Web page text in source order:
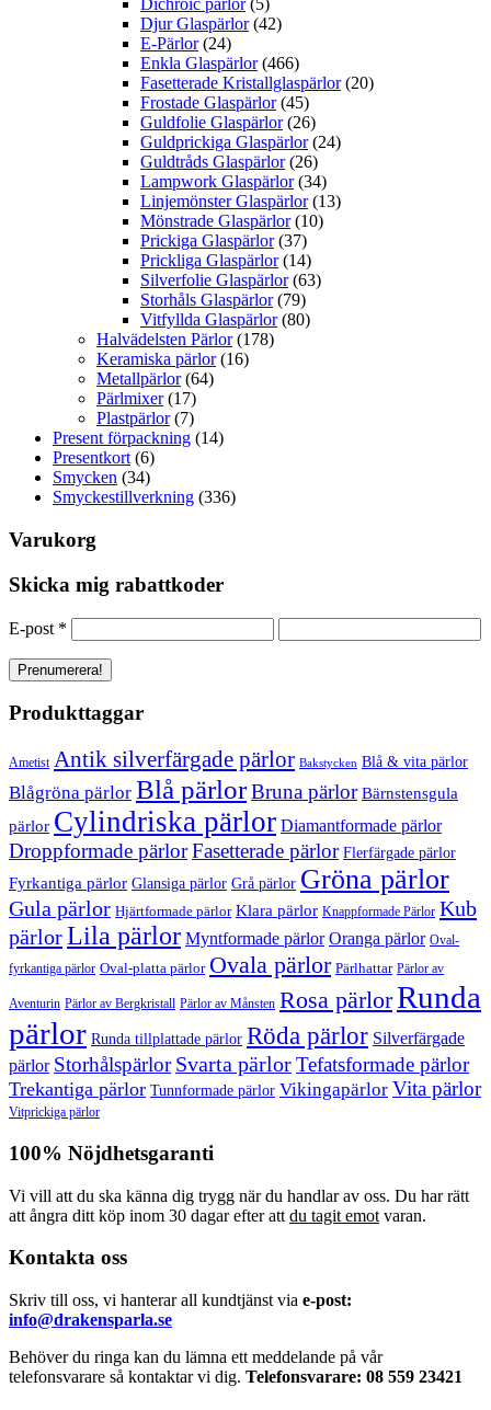
Dichroic pärlor (5)
Djur Glaspärlor (42)
E-Pärlor (24)
Enkla Glaspärlor (466)
Fasetterade Kristallglaspärlor (20)
Frostade Glaspärlor (45)
Guldfolie Glaspärlor (26)
Guldprickiga Glaspärlor (24)
Guldtråds Glaspärlor (26)
Lampwork Glaspärlor (34)
Linjemönster Glaspärlor (13)
Mönstrade Glaspärlor (10)
Prickiga Glaspärlor (37)
Prickliga Glaspärlor (14)
Silverfolie Glaspärlor (63)
Storhåls Glaspärlor (79)
Vitfyllda Glaspärlor (80)
Halvädelsten Pärlor (178)
Keramiska pärlor (16)
Metallpärlor (64)
Pärlmixer (17)
Plastpärlor (7)
Present förpackning (14)
Presentkort (6)
Smycken (34)
Smyckestillverkning (336)
Varukorg
Skicka mig rabattkoder
E-post *
Produkttaggar
Ametist Antik silverfärgade pärlor Bakstycken Blå & vita pärlor
Blågröna pärlor Blå pärlorBruna pärlor Bärnstensgula
pärlor Cylindriska pärlor Diamantformade pärlor
Droppformade pärlorFasetterade pärlor Flerfärgade pärlor
Fyrkantiga pärlor Glansiga pärlor Grå pärlor Gröna pärlor
Gula pärlor Hjärtformade pärlor Klara pärlor Knappformade Pärlor Kub
pärlorLila pärlor Myntformade pärlor Oranga pärlor Oval-
fyrkantiga pärlor Oval-platta pärlor Ovala pärlor Pärlhattar Pärlor av
Aventurin Pärlor av Bergkristall Pärlor av Månsten Rosa pärlorRunda
pärlor Runda tillplattade pärlor Röda pärlor Silverfärgade
pärlor Storhålspärlor Svarta pärlorTefatsformade pärlor
Trekantiga pärlor Tunnformade pärlor Vikingapärlor Vita pärlor
Vitprickiga pärlor
100% Nöjdhetsgaranti
Vi vill att du ska känna dig trygg när du handlar av oss. Du har rätt
att ångra ditt köp inom 30 dagar efter att du tagit emot varan.
Kontakta oss
Skriv till oss, vi hanterar all kundtjänst via e-post:
info@drakensparla.se
Behöver du ringa kan du lämna ett meddelande på vår
telefonsvarare så kontaktar vi dig. Telefonsvarare: 08 559 23421